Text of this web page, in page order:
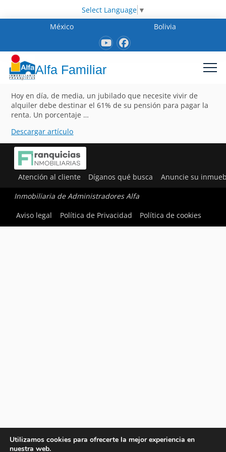
Select Language ▼
México
Bolivia
Alfa Familiar
Hoy en día, de media, un jubilado que necesite vivir de
alquiler debe destinar el 61% de su pensión para pagar la
renta. Un porcentaje …
Descargar artículo
Atención al cliente Díganos qué busca Anuncie su
Inmobiliaria de Administradores Alfa
Aviso legal
Política de Privacidad Política de cookies
Utilizamos cookies para ofrecerte la mejor experiencia en
nuestra web.